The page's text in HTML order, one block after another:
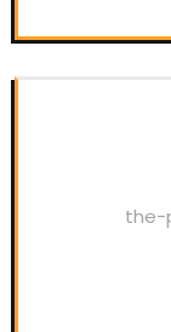
the-